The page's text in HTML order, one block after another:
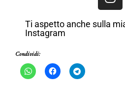
Ti aspetto anche sulla
Instagram
Condividi: